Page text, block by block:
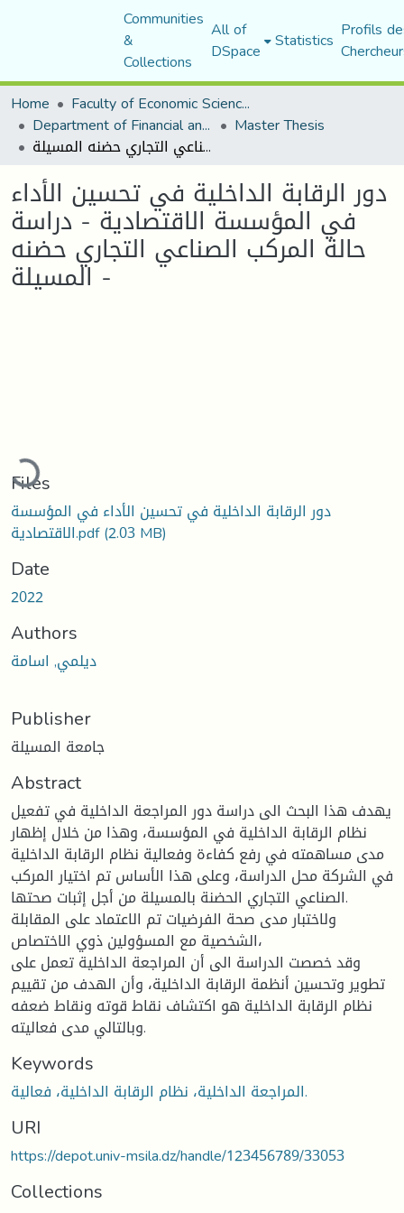
Communities
&
Collections
All of
DSpace Statistics Profils
Home
Faculty of Economic Sciences, Commerce and Management Sciences
Department of Financial and Accounting Sciences Master Thesis
دور الرقابة الداخلية في تحسين الأداء في المؤسسة الاقتصادية - دراسة حالة المركب الصناعي التجاري حضنه المسيلة -
دور الرقابة الداخلية في تحسين الأداء
في المؤسسة الاقتصادية - دراسة
حالة المركب الصناعي التجاري حضنه
المسيلة -
Files
دور الرقابة الداخلية في تحسين الأداء في المؤسسة
الاقتصادية.pdf(2.03 MB)
Date
2022
Authors
ديلمي, اسامة
Publisher
جامعة المسيلة
Abstract
يهدف هذا البحث الى دراسة دور المراجعة الداخلية في تفعيل
نظام الرقابة الداخلية في المؤسسة، وهذا من خلال إظهار
مدى مساهمته في رفع كفاءة وفعالية نظام الرقابة الداخلية
في الشركة محل الدراسة، وعلى هذا الأساس تم اختيار المركب
الصناعي التجاري الحضنة بالمسيلة من أجل إثبات صحتها.
ولاختبار مدى صحة الفرضيات تم الاعتماد على المقابلة
الشخصية مع المسؤولين ذوي الاختصاص،
وقد خصصت الدراسة الى أن المراجعة الداخلية تعمل على
تطوير وتحسين أنظمة الرقابة الداخلية، وأن الهدف من تقييم
نظام الرقابة الداخلية هو اكتشاف نقاط قوته ونقاط ضعفه
وبالتالي مدى فعاليته.
Keywords
المراجعة الداخلية، نظام الرقابة الداخلية، فعالية.
URI
https://depot.univ-msila.dz/handle/123456789/33053
Collections